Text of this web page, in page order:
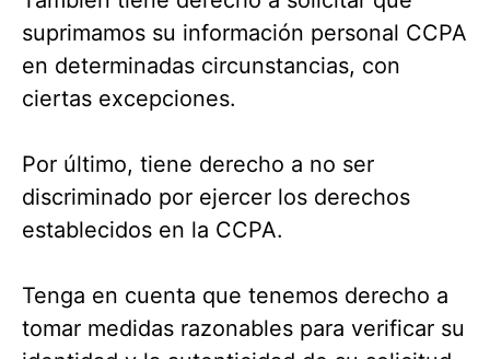
suprimamos su información personal CCPA
en determinadas circunstancias, con
ciertas excepciones.
Por último, tiene derecho a no ser
discriminado por ejercer los derechos
establecidos en la CCPA.
Tenga en cuenta que tenemos derecho a
tomar medidas razonables para verificar su